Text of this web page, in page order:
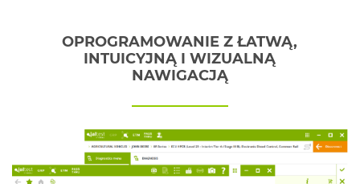
OPROGRAMOWANIE Z ŁATWĄ,
INTUICYJNĄ I WIZUALNĄ
NAWIGACJĄ